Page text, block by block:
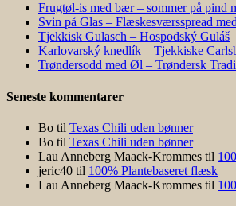
Frugtøl-is med bær – sommer på pind
Svin på Glas – Flæskesværsspread
Tjekkisk Gulasch – Hospodský Guláš
Karlovarský knedlík – Tjekkiske
Trøndersodd med Øl – Trøndersk
Seneste kommentarer
Bo til Texas Chili uden bønner
Bo til Texas Chili uden bønner
Lau Anneberg Maack-Krommes til
jeric40 til 100% Plantebaseret flæsk
Lau Anneberg Maack-Krommes til